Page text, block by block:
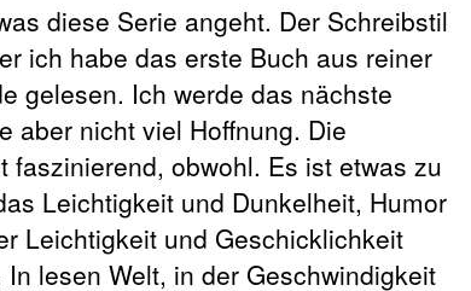
diese Serie angeht. Der Schreibstil
ich habe das erste Buch aus reiner
gelesen. Ich werde das nächste
aber nicht viel Hoffnung. Die
faszinierend, obwohl. Es ist etwas zu
Leichtigkeit und Dunkelheit, Humor
Leichtigkeit und Geschicklichkeit
lesen Welt, in der Geschwindigkeit